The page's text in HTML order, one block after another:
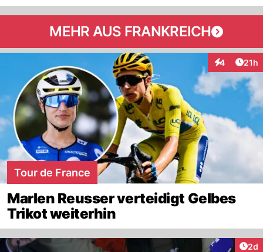
MEHR AUS FRANKREICH
4
Interaktionen
21h
Tour de France
Marlen Reusser verteidigt Gelbes
Trikot weiterhin
2d